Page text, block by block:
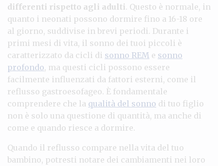
differenti rispetto agli adulti. Questo è normale, in
quanto i neonati possono dormire fino a 16-18 ore
al giorno, suddivise in brevi periodi. Durante i
primi mesi di vita, il sonno dei tuoi piccoli è
caratterizzato da cicli di sonno REM e sonno
profondo, ma questi cicli possono essere
facilmente influenzati da fattori esterni, come il
reflusso gastroesofageo. È fondamentale
comprendere che la qualità del sonno di tuo figlio
non è solo una questione di quantità, ma anche di
come e quando riesce a dormire.
Quando il reflusso compare nella vita del tuo
bambino, potresti notare dei cambiamenti nei loro